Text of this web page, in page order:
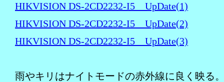
HIKVISION DS-2CD2232-I5 UpDate(1)
HIKVISION DS-2CD2232-I5 UpDate(2)
HIKVISION DS-2CD2232-I5 UpDate(3)
雨やキリはナイトモードの赤外線に良く映る